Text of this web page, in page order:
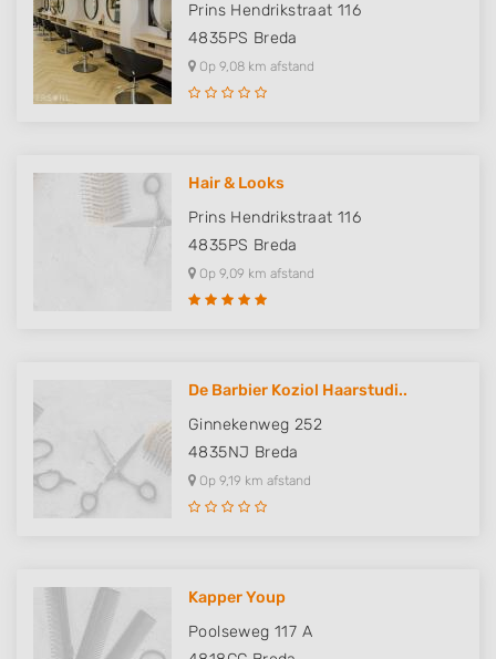
Prins Hendrikstraat 116
4835PS Breda
Op 9,08 km afstand
Hair & Looks
Prins Hendrikstraat 116
4835PS Breda
Op 9,09 km afstand
De Barbier Koziol Haarstudi..
Ginnekenweg 252
4835NJ Breda
Op 9,19 km afstand
Kapper Youp
Poolseweg 117 A